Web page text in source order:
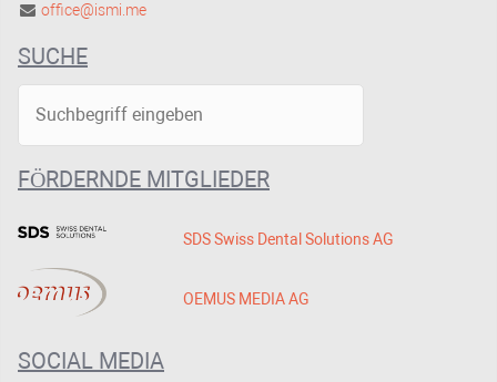
office@ismi.me
SUCHE
FÖRDERNDE MITGLIEDER
SDS Swiss Dental Solutions AG
OEMUS MEDIA AG
SOCIAL MEDIA